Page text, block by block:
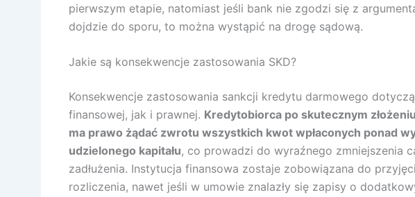
pierwszym etapie, natomiast jeśli bank nie zgodzi się z
dojdzie do sporu, to można wystąpić na drogę sądową.
Jakie są konsekwencje zastosowania SKD?
Konsekwencje zastosowania sankcji kredytu darmowego
finansowej, jak i prawnej. Kredytobiorca po skutecznym
ma prawo żądać zwrotu wszystkich kwot wpłaconych ponad
udzielonego kapitału, co prowadzi do wyraźnego zmniejszenia
zadłużenia. Instytucja finansowa zostaje zobowiązana do
rozliczenia, nawet jeśli w umowie znalazły się zapisy o